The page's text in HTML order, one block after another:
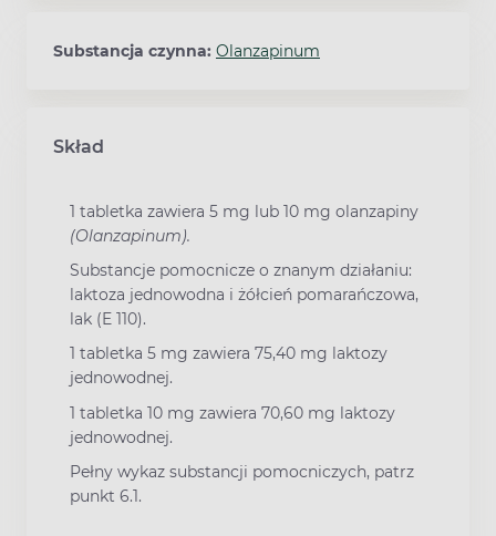
Substancja czynna: Olanzapinum
Skład
1 tabletka zawiera 5 mg lub 10 mg olanzapiny
(Olanzapinum).
Substancje pomocnicze o znanym działaniu:
laktoza jednowodna i żółcień pomarańczowa,
lak (E 110).
1 tabletka 5 mg zawiera 75,40 mg laktozy
jednowodnej.
1 tabletka 10 mg zawiera 70,60 mg laktozy
jednowodnej.
Pełny wykaz substancji pomocniczych, patrz
punkt 6.1.